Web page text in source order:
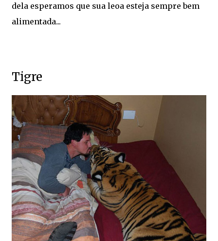
dela esperamos que sua leoa esteja sempre bem
alimentada...
Tigre